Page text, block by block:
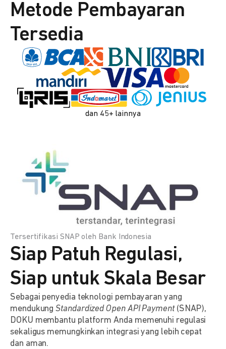
Metode Pembayaran
Tersedia
dan 45+ lainnya
Tersertifikasi SNAP oleh Bank Indonesia
Siap Patuh Regulasi,
Siap untuk Skala Besar
Sebagai penyedia teknologi pembayaran yang
mendukungStandardized Open API Payment(SNAP),
DOKU membantu platform Anda memenuhi regulasi
sekaligus memungkinkan integrasi yang lebih cepat
dan aman.